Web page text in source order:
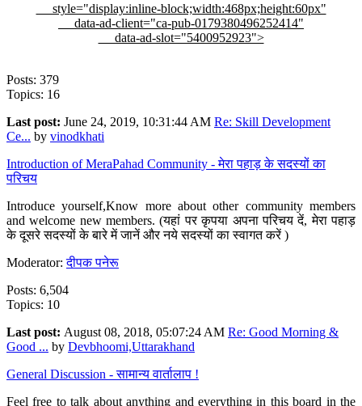
style="display:inline-block;width:468px;height:60px"
data-ad-client="ca-pub-0179380496252414"
data-ad-slot="5400952923">
Posts: 379
Topics: 16
Last post: June 24, 2019, 10:31:44 AM Re: Skill Development
Ce... by vinodkhati
Introduction of MeraPahad Community - मेरा पहाड़ के सदस्यों का
परिचय
Introduce yourself,Know more about other community members
and welcome new members. (यहां पर कृपया अपना परिचय दें, मेरा पहाड़
के दूसरे सदस्यों के बारे में जानें और नये सदस्यों का स्वागत करें )
Moderator:दीपक पनेरू
Posts: 6,504
Topics: 10
Last post: August 08, 2018, 05:07:24 AM Re: Good Morning &
Good ... by Devbhoomi,Uttarakhand
General Discussion - सामान्य वार्तालाप !
Feel free to talk about anything and everything in this board in the